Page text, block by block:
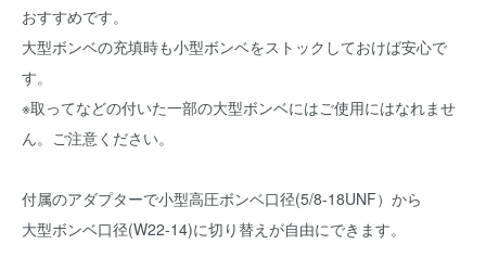
おすすめです。
大型ボンベの充填時も小型ボンベをストックしておけば安心で
す。
※取ってなどの付いた一部の大型ボンベにはご使用にはなれませ
ん。ご注意ください。
付属のアダプターで小型高圧ボンベ口径(5/8-18UNF）から
大型ボンベ口径(W22-14)に切り替えが自由にできます。